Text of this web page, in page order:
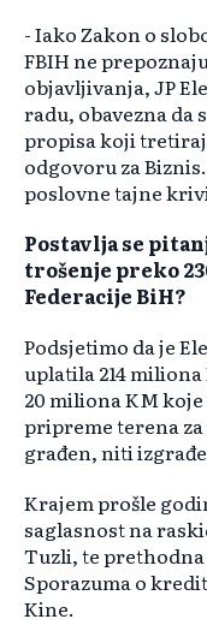
- Iako Zakon o
FBIH ne
objavljivanja, JP
radu, obavezna
propisa koji
odgovoru za
poslovne tajne
Postavlja se
trošenje preko
Federacije BiH?
Podsjetimo da je
uplatila 214
20 miliona KM
pripreme terena
građen, niti
Krajem prošle
saglasnost na
Tuzli, te
Sporazuma o
Kine.